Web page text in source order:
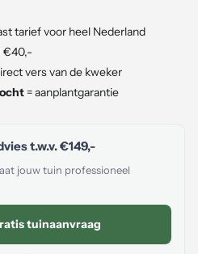
tarief voor heel Nederland
€40,-
vers van de kweker
= aanplantgarantie
t.w.v.€149,-
jouw tuin professioneel
tuinaanvraag